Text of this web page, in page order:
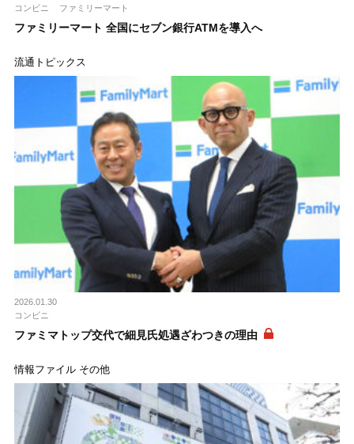
コンビニ
ファミリーマート
ファミリーマート 全国にセブン銀行ATMを導入へ
流通トピックス
2026.01.30
コンビニ
ファミマトップ交代で細見氏処遇ざわつきの理由
情報ファイル その他